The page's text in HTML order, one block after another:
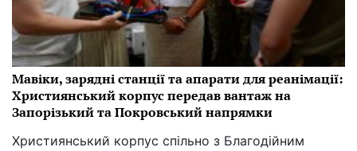
Мавіки, зарядні станції та апарати для реанімації:
Християнський корпус передав вантаж на
Запорізький та Покровський напрямки
Християнський корпус спільно з Благодійним